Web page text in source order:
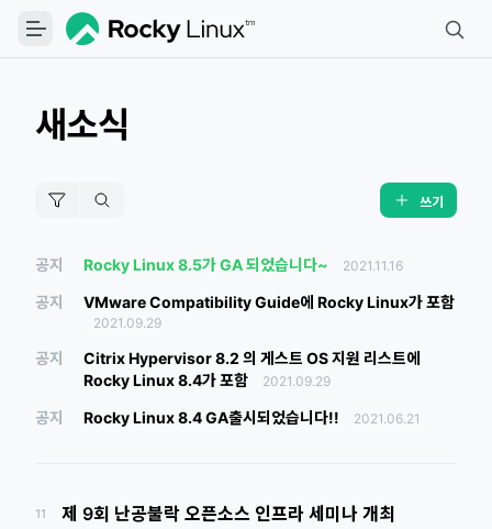
새소식
쓰기
공지 Rocky Linux 8.5가 GA 되었습니다~ 2021.11.16
공지 VMware Compatibility Guide에 Rocky Linux가 포함
2021.09.29
공지
Citrix Hypervisor 8.2 의 게스트 OS 지원 리스트에
Rocky Linux 8.4가 포함
2021.09.29
공지 Rocky Linux 8.4 GA출시되었습니다!! 2021.06.21
11 제 9회 난공불락 오픈소스 인프라 세미나 개최